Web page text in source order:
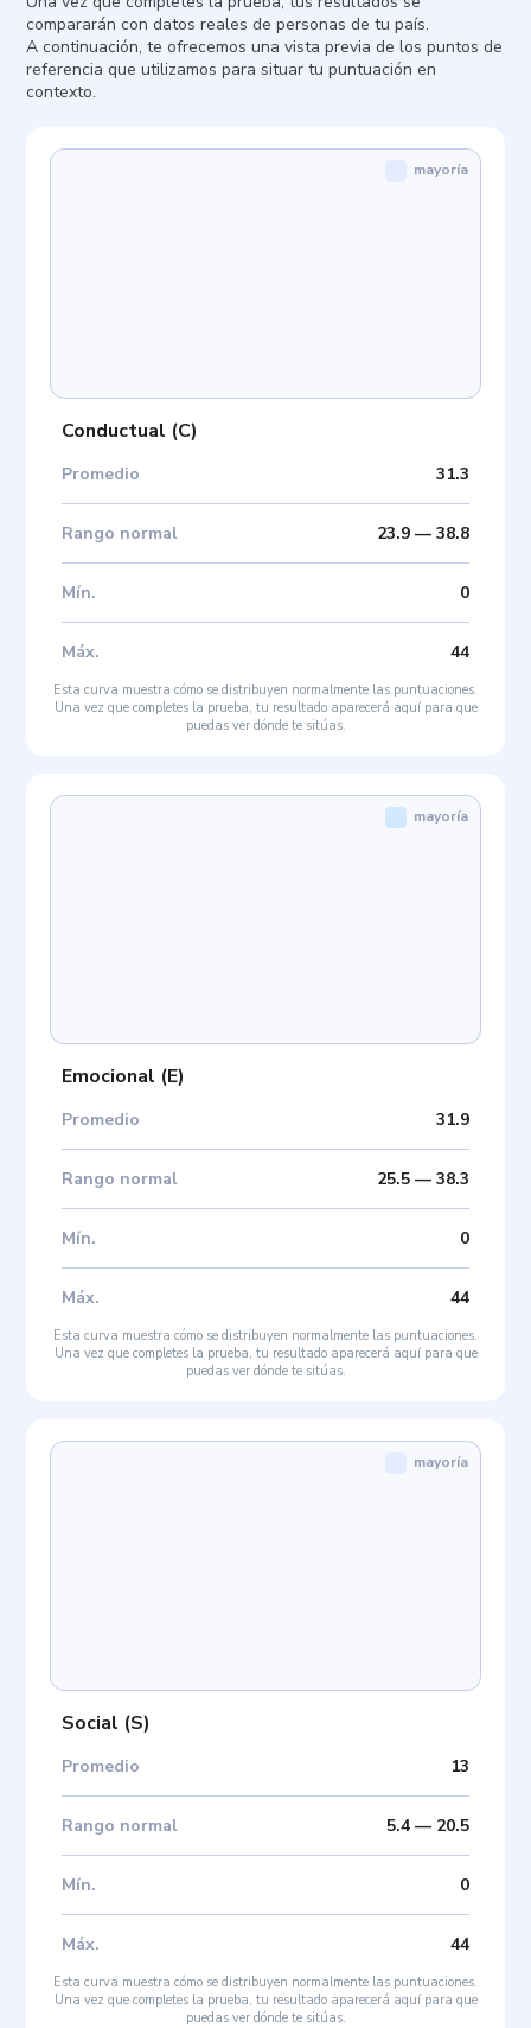
compararán con datos reales de personas de tu país.
A continuación, te ofrecemos una vista previa de los puntos de
referencia que utilizamos para situar tu puntuación en
contexto.
Conductual (C)
Promedio 31.3
Rango normal 23.9— 38.8
Mín. 0
Máx. 44
mayoría
Esta curva muestra cómo se distribuyen normalmente las puntuaciones.
Una vez que completes la prueba, tu resultado aparecerá aquí para que
puedas ver dónde te sitúas.
Emocional (E)
Promedio 31.9
Rango normal 25.5— 38.3
Mín. 0
Máx. 44
mayoría
Esta curva muestra cómo se distribuyen normalmente las puntuaciones.
Una vez que completes la prueba, tu resultado aparecerá aquí para que
puedas ver dónde te sitúas.
Social (S)
Promedio 13
Rango normal 5.4— 20.5
Mín. 0
Máx. 44
mayoría
Esta curva muestra cómo se distribuyen normalmente las puntuaciones.
Una vez que completes la prueba, tu resultado aparecerá aquí para que
puedas ver dónde te sitúas.